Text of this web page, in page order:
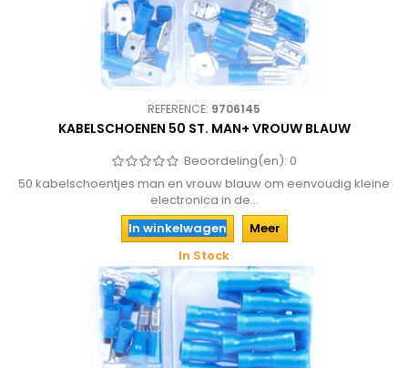
REFERENCE: 9706145
KABELSCHOENEN 50 ST. MAN+ VROUW BLAUW
Beoordeling(en): 0
50 kabelschoentjes man en vrouw blauw om eenvoudig kleine
electronica in de...
In winkelwagen
Meer
In Stock